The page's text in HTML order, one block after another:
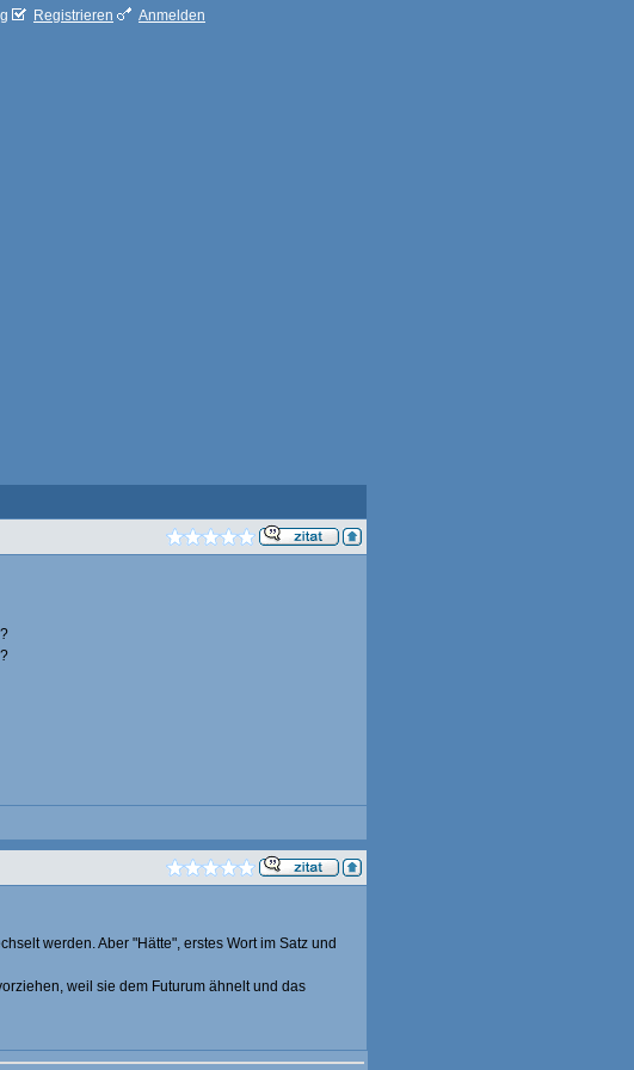
Registrieren Anmelden
werden. Aber "Hätte", erstes Wort im Satz und
weil sie dem Futurum ähnelt und das